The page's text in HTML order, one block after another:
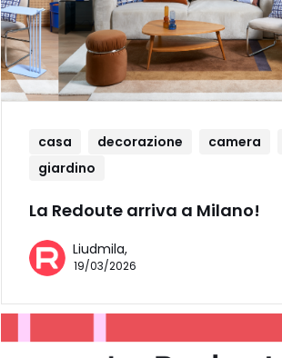
casa decorazione camera
giardino
La Redoute arriva a Milano!
Liudmila,
19/03/2026